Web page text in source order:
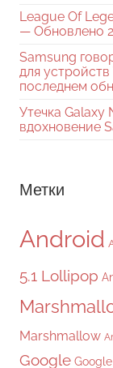
League Of
— Обновлено
Samsung
для
последнем
Утечка Galaxy
вдохновение
Метки
Android
5.1 Lollipop
Marshmallow
Google